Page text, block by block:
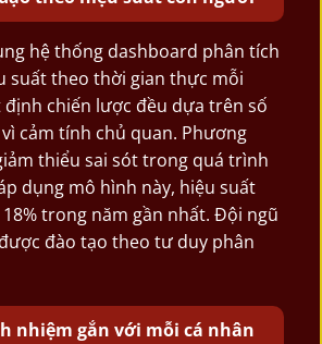
hệ thống dashboard phân tích
suất theo thời gian thực mỗi
định chiến lược đều dựa trên số
cảm tính chủ quan. Phương
thiểu sai sót trong quá trình
dụng mô hình này, hiệu suất
trong năm gần nhất. Đội ngũ
đào tạo theo tư duy phân
nhiệm gắn với mỗi cá nhân